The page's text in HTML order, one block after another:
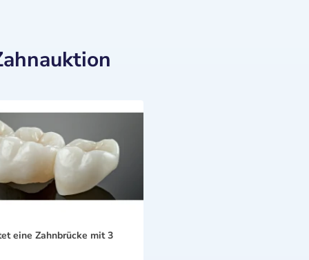
eine Zahnbrücke mit 3